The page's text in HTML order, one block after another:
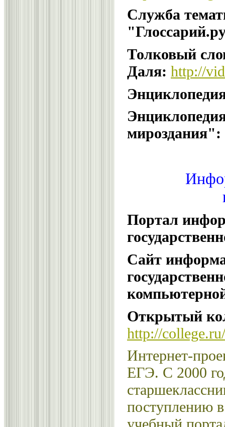
Служба
Толковый
Даля: http://
мироздания":
Портал
Сайт
Открытый
http://
Интернет-
ЕГЭ. С 2000
поступлению